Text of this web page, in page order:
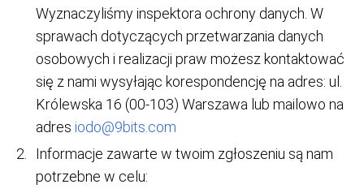
Wyznaczyliśmy inspektora ochrony danych. W
sprawach dotyczących przetwarzania danych
osobowych i realizacji praw możesz kontaktować
się z nami wysyłając korespondencję na adres: ul.
Królewska 16 (00-103) Warszawa lub mailowo na
adres iodo@9bits.com
Informacje zawarte w twoim zgłoszeniu są nam
potrzebne w celu: